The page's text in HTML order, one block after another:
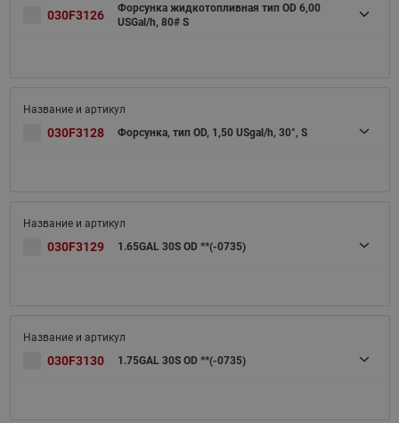
030F3126
Форсунка жидкотопливная тип OD 6,00
USGal/h, 80# S
030F3128 Форсунка, тип OD, 1,50 USgal/h, 30°, S
030F3129 1.65GAL 30S OD **(-0735)
030F3130 1.75GAL 30S OD **(-0735)